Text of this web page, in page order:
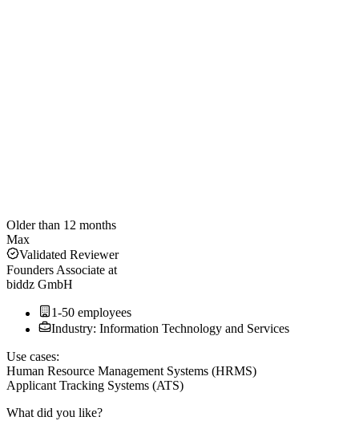
Older than 12 months
Max
Validated Reviewer
Founders Associate at
biddz GmbH
1-50 employees
Industry: Information Technology and Services
Use cases:
Human Resource Management Systems (HRMS)
Applicant Tracking Systems (ATS)
What did you like?